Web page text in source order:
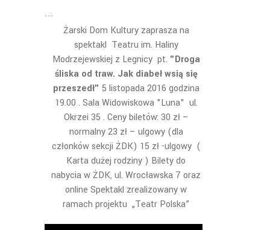
Żarski Dom Kultury zaprasza na
spektakl Teatru im. Haliny
Modrzejewskiej z Legnicy pt. "Droga
śliska od traw. Jak diabeł wsią się
przeszedł" 5 listopada 2016 godzina
19.00 . Sala Widowiskowa "Luna" ul.
Okrzei 35 . Ceny biletów: 30 zł –
normalny 23 zł – ulgowy (dla
członków sekcji ŻDK) 15 zł -ulgowy (
Karta dużej rodziny ) Bilety do
nabycia w ŻDK, ul. Wrocławska 7 oraz
online Spektakl zrealizowany w
ramach projektu „Teatr Polska”